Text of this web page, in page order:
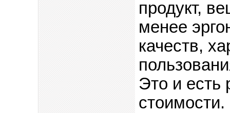
продукт,
менее
качеств,
Это и есть
стоимости.